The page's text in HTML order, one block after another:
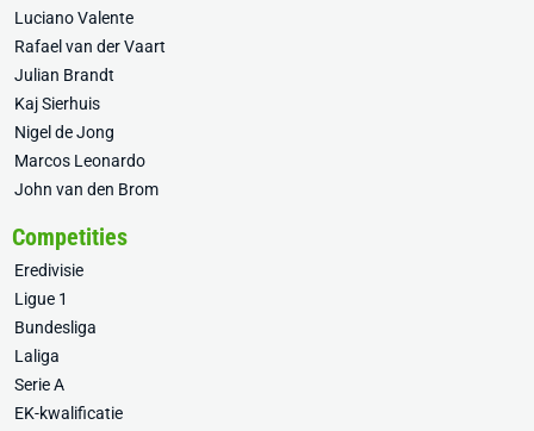
Luciano Valente
Rafael van der Vaart
Julian Brandt
Kaj Sierhuis
Nigel de Jong
Marcos Leonardo
John van den Brom
Competities
Eredivisie
Ligue 1
Bundesliga
Laliga
Serie A
EK-kwalificatie